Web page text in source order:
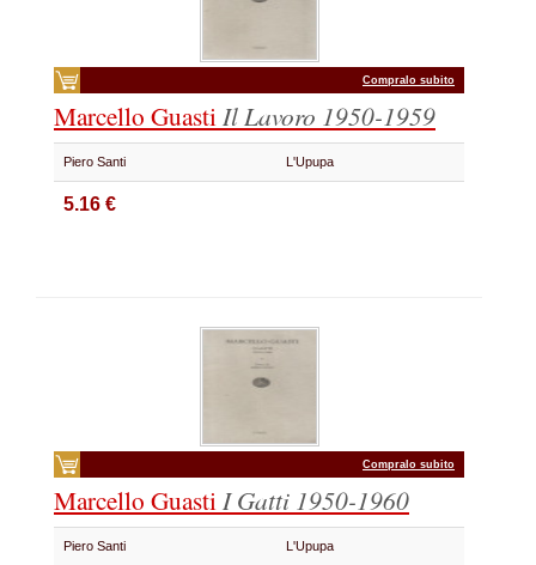
Compralo subito
Marcello GuastiIl Lavoro 1950-1959
Piero Santi L'Upupa
5.16 €
Compralo subito
Marcello GuastiI Gatti 1950-1960
Piero Santi L'Upupa